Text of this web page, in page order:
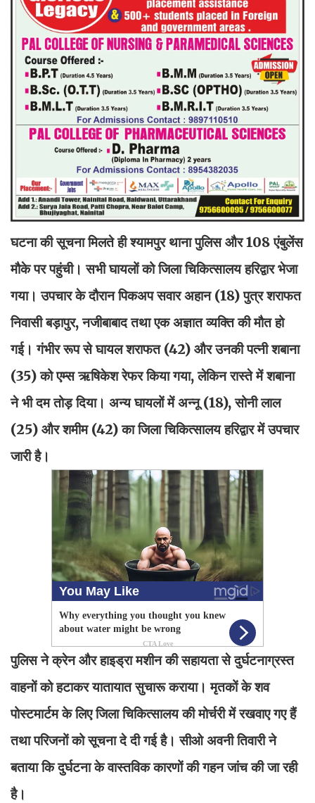
घटना की सूचना मिलते ही श्यामपुर थाना पुलिस और 108 एंबुलेंस
मौके पर पहुंची। सभी घायलों को जिला चिकित्सालय हरिद्वार भेजा
गया। उपचार के दौरान पिकअप सवार अहान (18) पुत्र शराफत
निवासी बड़ापुर, नजीबाबाद तथा एक अज्ञात व्यक्ति की मौत हो
गई। गंभीर रूप से घायल शराफत (42) और उनकी पत्नी शबाना
(35) को एम्स ऋषिकेश रेफर किया गया, लेकिन रास्ते में शबाना
ने भी दम तोड़ दिया। अन्य घायलों में अन्नू (18), सोनी लाल
(25) और शमीम (42) का जिला चिकित्सालय हरिद्वार में उपचार
जारी है।
पुलिस ने क्रेन और हाइड्रा मशीन की सहायता से दुर्घटनाग्रस्त
वाहनों को हटाकर यातायात सुचारू कराया। मृतकों के शव
पोस्टमार्टम के लिए जिला चिकित्सालय की मोर्चरी में रखवाए गए हैं
तथा परिजनों को सूचना दे दी गई है। सीओ अवनी तिवारी ने
बताया कि दुर्घटना के वास्तविक कारणों की गहन जांच की जा रही
है।